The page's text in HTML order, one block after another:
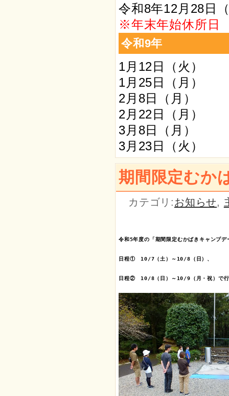
令和8年12月28日
※年末年始休所日
令和9年
1月12日（火）
1月25日（月）
2月8日（月）
2月22日（月）
3月8日（月）
3月23日（火）
期間限定むか
カテゴリ: お知らせ,
令和5年度の「期間限定むかばきキャンプデ
日程①　10/7（土）～10/8（日）、
日程②　10/8（日）～10/9（月・祝）で行